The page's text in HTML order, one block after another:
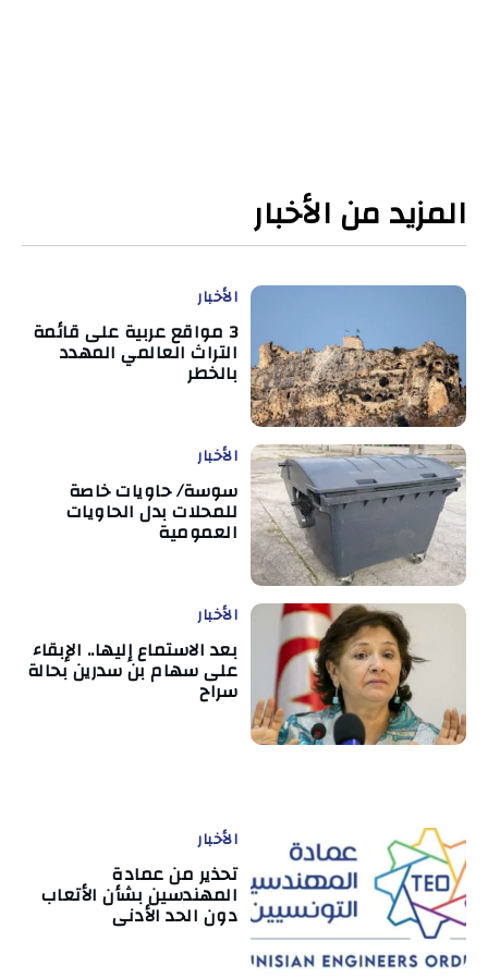
المزيد من الأخبار
الأخبار
3 مواقع عربية على قائمة
التراث العالمي المهدد
بالخطر
الأخبار
سوسة/ حاويات خاصة
للمحلات بدل الحاويات
العمومية
الأخبار
بعد الاستماع إليها.. الإبقاء
على سهام بن سدرين بحالة
سراح
الأخبار
تحذير من عمادة
المهندسين بشأن الأتعاب
دون الحد الأدنى